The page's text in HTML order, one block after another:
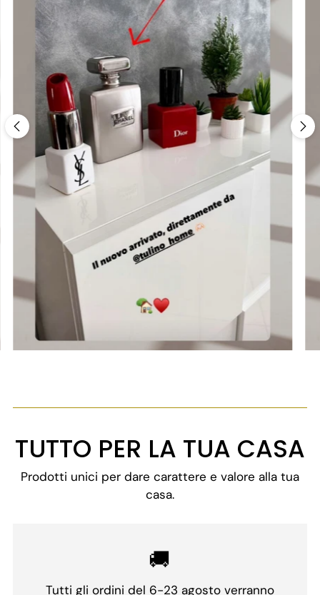
TUTTO PER LA TUA CASA
Prodotti unici per dare carattere e valore alla tua
casa.
🚚
Tutti gli ordini del 6-23 agosto verranno